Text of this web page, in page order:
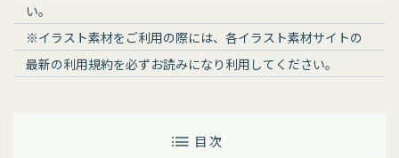
い。
※イラスト素材をご利用の際には、各イラスト素材サイトの
最新の利用規約を必ずお読みになり利用してください。
目 次